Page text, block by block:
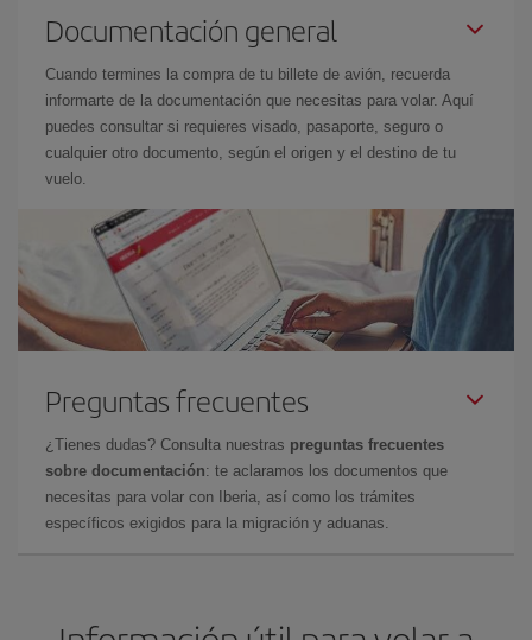
Documentación general
Cuando termines la compra de tu billete de avión, recuerda
informarte de la documentación que necesitas para volar. Aquí
puedes consultar si requieres visado, pasaporte, seguro o
cualquier otro documento, según el origen y el destino de tu
vuelo.
Preguntas frecuentes
¿Tienes dudas? Consulta nuestras preguntas frecuentes
sobre documentación: te aclaramos los documentos que
necesitas para volar con Iberia, así como los trámites
específicos exigidos para la migración y aduanas.